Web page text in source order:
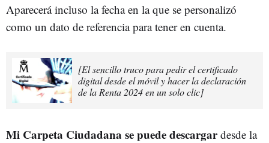
Aparecerá incluso la fecha en la que se personalizó
como un dato de referencia para tener en cuenta.
[El sencillo truco para pedir el certificado
digital desde el móvil y hacer la declaración
de la Renta 2024 en un solo clic]
Mi Carpeta Ciudadana se puede descargardesde la